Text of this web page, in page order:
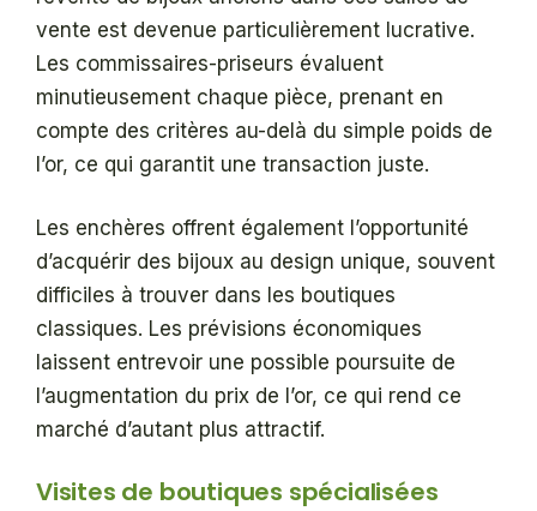
vente est devenue particulièrement lucrative.
Les commissaires-priseurs évaluent
minutieusement chaque pièce, prenant en
compte des critères au-delà du simple poids de
l’or, ce qui garantit une transaction juste.
Les enchères offrent également l’opportunité
d’acquérir des bijoux au design unique, souvent
difficiles à trouver dans les boutiques
classiques. Les prévisions économiques
laissent entrevoir une possible poursuite de
l’augmentation du prix de l’or, ce qui rend ce
marché d’autant plus attractif.
Visites de boutiques spécialisées